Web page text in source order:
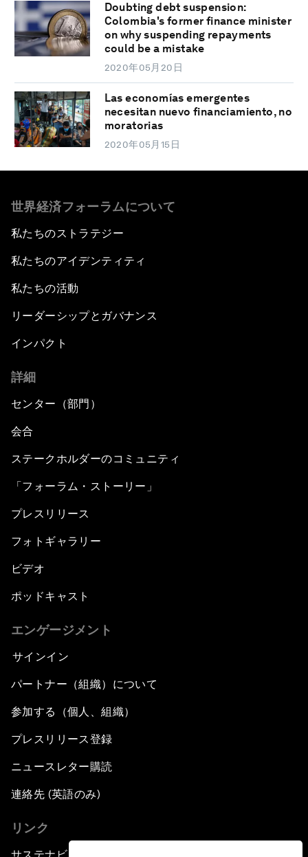
Doubting debt suspension:
Colombia's former finance minister
on why suspending repayments
could be a mistake
2020年05月20日
Las economías emergentes
necesitan nuevo financiamiento, no
moratorias
2020年05月15日
世界経済フォーラムについて
私たちのストラテジー
私たちのアイデンティティ
私たちの活動
リーダーシップとガバナンス
インパクト
詳細
センター（部門）
会合
ステークホルダーのコミュニティ
「フォーラム・ストーリー」
プレスリリース
フォトギャラリー
ビデオ
ポッドキャスト
エンゲージメント
サインイン
パートナー（組織）について
参加する（個人、組織）
プレスリリース登録
ニュースレター購読
連絡先 (英語のみ)
リンク